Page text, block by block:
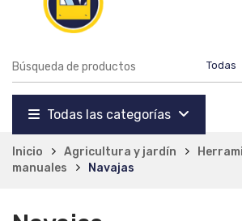
Todas las categorías
Inicio Agricultura y jardín
manuales
Navajas